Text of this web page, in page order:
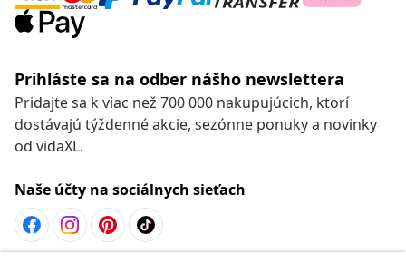
Prihláste sa na odber nášho newslettera
Pridajte sa k viac než 700 000 nakupujúcich, ktorí
dostávajú týždenné akcie, sezónne ponuky a novinky
od vidaXL.
Naše účty na sociálnych sieťach